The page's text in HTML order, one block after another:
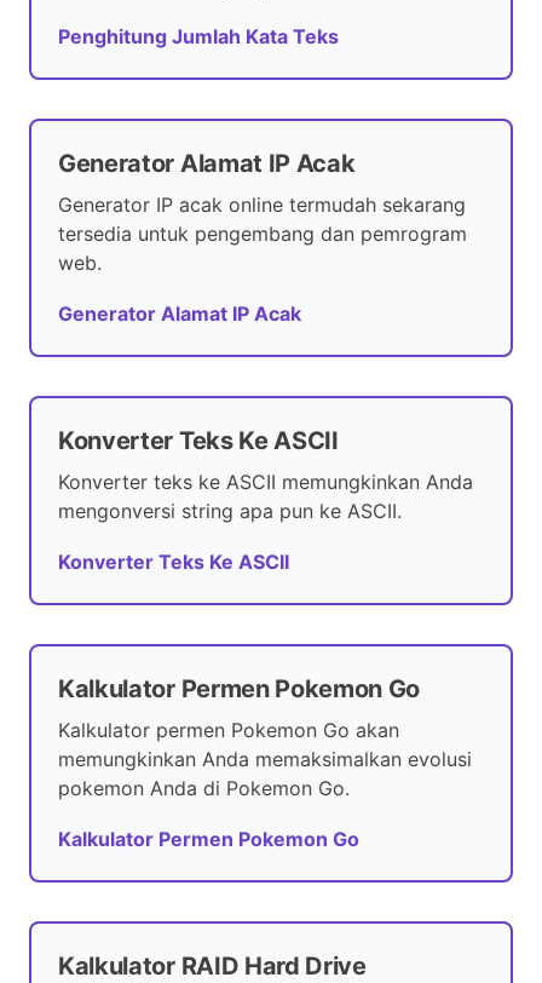
Penghitung Jumlah Kata Teks
Generator Alamat IP Acak
Generator IP acak online termudah sekarang
tersedia untuk pengembang dan pemrogram
web.
Generator Alamat IP Acak
Konverter Teks Ke ASCII
Konverter teks ke ASCII memungkinkan Anda
mengonversi string apa pun ke ASCII.
Konverter Teks Ke ASCII
Kalkulator Permen Pokemon Go
Kalkulator permen Pokemon Go akan
memungkinkan Anda memaksimalkan evolusi
pokemon Anda di Pokemon Go.
Kalkulator Permen Pokemon Go
Kalkulator RAID Hard Drive